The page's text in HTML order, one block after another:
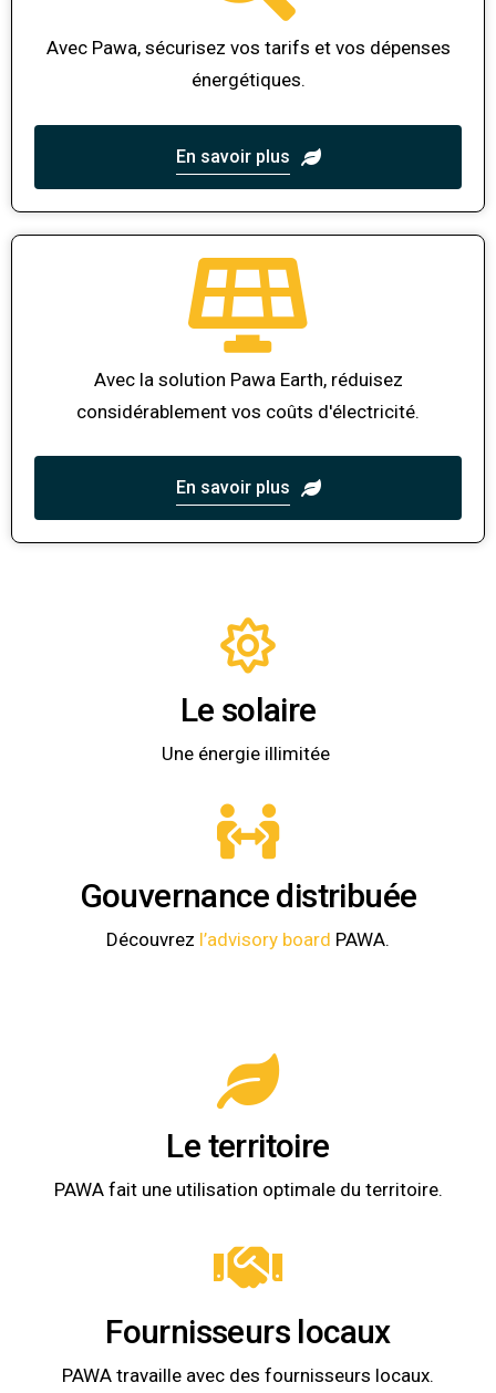
Avec Pawa, sécurisez vos tarifs et vos dépenses
énergétiques.
En savoir plus
Avec la solution Pawa Earth, réduisez
considérablement vos coûts d'électricité.
En savoir plus
Le solaire
Une énergie illimitée
Gouvernance distribuée
Découvrez l’advisory board PAWA.
Le territoire
PAWA fait une utilisation optimale du territoire.
Fournisseurs locaux
PAWA travaille avec des fournisseurs locaux.